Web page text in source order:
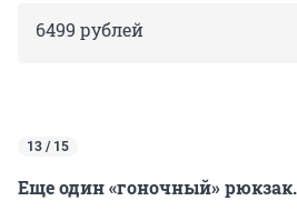
6499 рублей
13 / 15
Еще один «гоночный» рюкзак.